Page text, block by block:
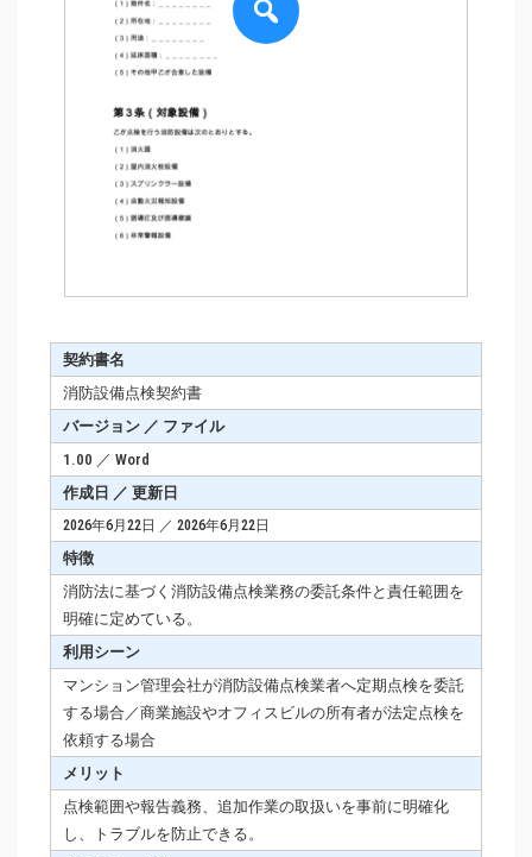
契約書名
消防設備点検契約書
バージョン ／ ファイル
1.00 ／ Word
作成日 ／ 更新日
2026年6月22日 ／ 2026年6月22日
特徴
消防法に基づく消防設備点検業務の委託条件と責任範囲を
明確に定めている。
利用シーン
マンション管理会社が消防設備点検業者へ定期点検を委託
する場合／商業施設やオフィスビルの所有者が法定点検を
依頼する場合
メリット
点検範囲や報告義務、追加作業の取扱いを事前に明確化
し、トラブルを防止できる。